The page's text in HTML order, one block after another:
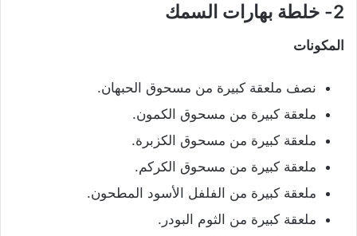
2- خلطة بهارات السمك
المكونات
نصف ملعقة كبيرة من مسحوق الحبهان.
ملعقة كبيرة من مسحوق الكمون.
ملعقة كبيرة من مسحوق الكزبرة.
ملعقة كبيرة من مسحوق الكركم.
ملعقة كبيرة من الفلفل الأسود المطحون.
ملعقة كبيرة من الثوم البودر.